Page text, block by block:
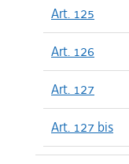
Art. 125
Art. 126
Art. 127
Art. 127 bis